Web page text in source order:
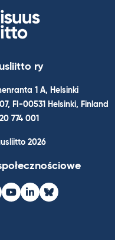
ry
1 A, Helsinki
FI-00531 Helsinki, Finland
774 001
2026
Youtube
LinkedInBluesky